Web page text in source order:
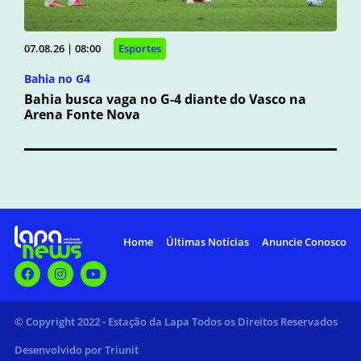
07.08.26 | 08:00 Esportes
Bahia no G4
Bahia busca vaga no G-4 diante do Vasco na
Arena Fonte Nova
Home Últimas Notícias Anuncie Conosco
© Copyright 2022 - Estação da Lapa Todos os Direitos Reservados
Desenvolvido por Triunit